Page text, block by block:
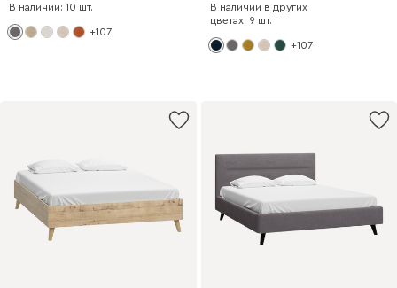
В наличии: 10 шт.
+107
В наличии в других
цветах: 9 шт.
+107